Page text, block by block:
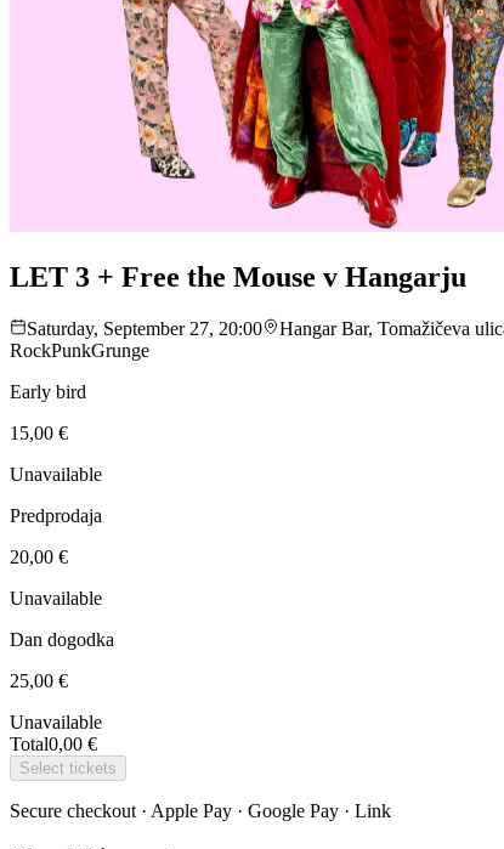
LET 3 + Free the Mouse v Hangarju
Saturday, September 27, 20:00 Hangar Bar, Tomažičeva
RockPunkGrunge
Early bird
15,00 €
Unavailable
Predprodaja
20,00 €
Unavailable
Dan dogodka
25,00 €
Unavailable
Total0,00 €
Select tickets
Secure checkout · Apple Pay · Google Pay · Link